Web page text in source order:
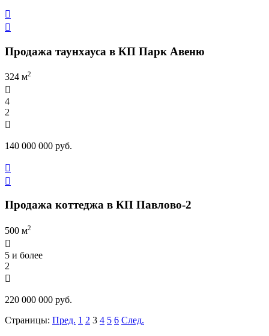


Продажа таунхауса в КП Парк Авеню
324 м2

4
2

140 000 000 руб.


Продажа коттеджа в КП Павлово-2
500 м2

5 и более
2

220 000 000 руб.
Страницы: Пред. 1 2 3 4 5 6 След.